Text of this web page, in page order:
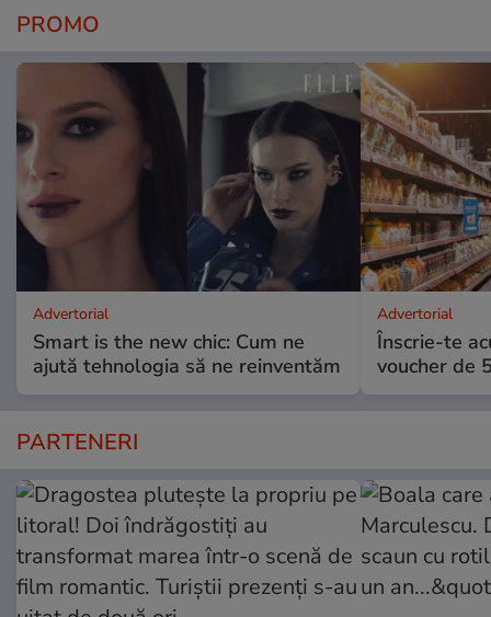
PROMO
Advertorial
Smart is the new chic: Cum ne
ajută tehnologia să ne reinventăm
Advertorial
Înscrie-te
voucher de
PARTENERI